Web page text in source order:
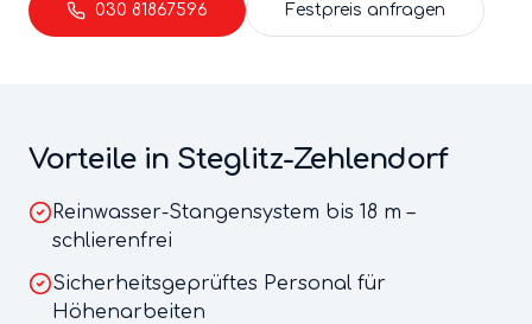
030 81867596 Festpreis anfragen
Vorteile in Steglitz-Zehlendorf
Reinwasser-Stangensystem bis 18 m –
schlierenfrei
Sicherheitsgeprüftes Personal für
Höhenarbeiten